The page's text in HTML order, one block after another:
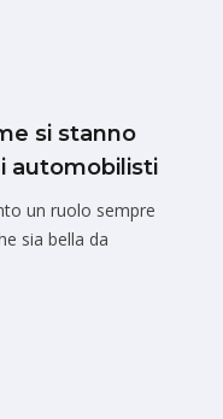
si stanno
automobilisti
un ruolo sempre
sia bella da